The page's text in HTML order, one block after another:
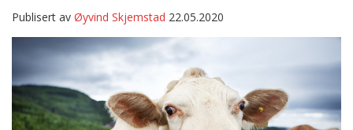
Publisert av Øyvind Skjemstad 22.05.2020